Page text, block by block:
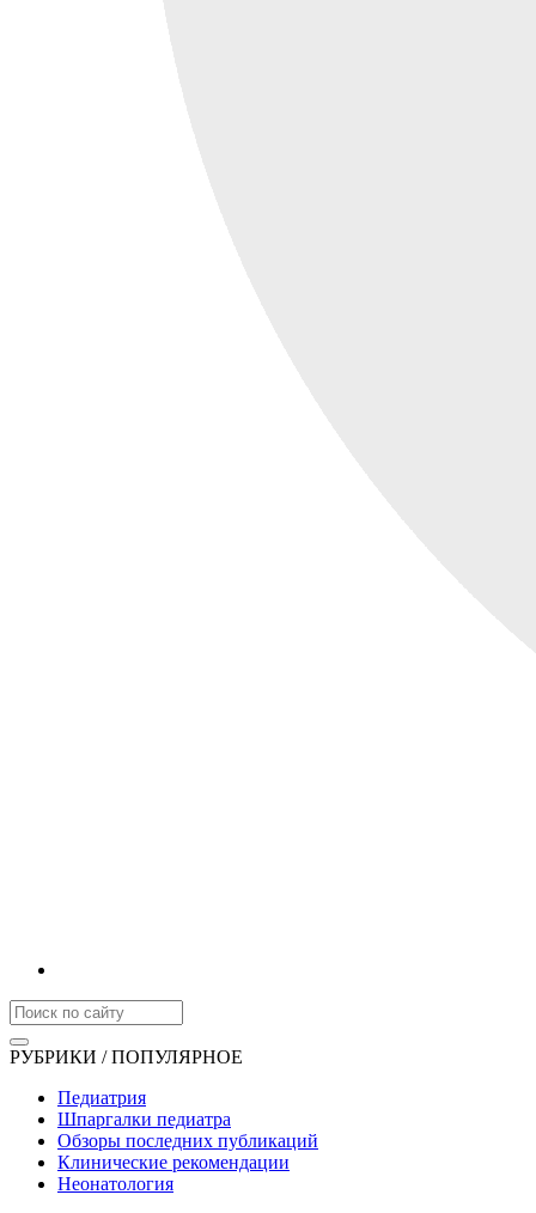
РУБРИКИ / ПОПУЛЯРНОЕ
Педиатрия
Шпаргалки педиатра
Обзоры последних публикаций
Клинические рекомендации
Неонатология